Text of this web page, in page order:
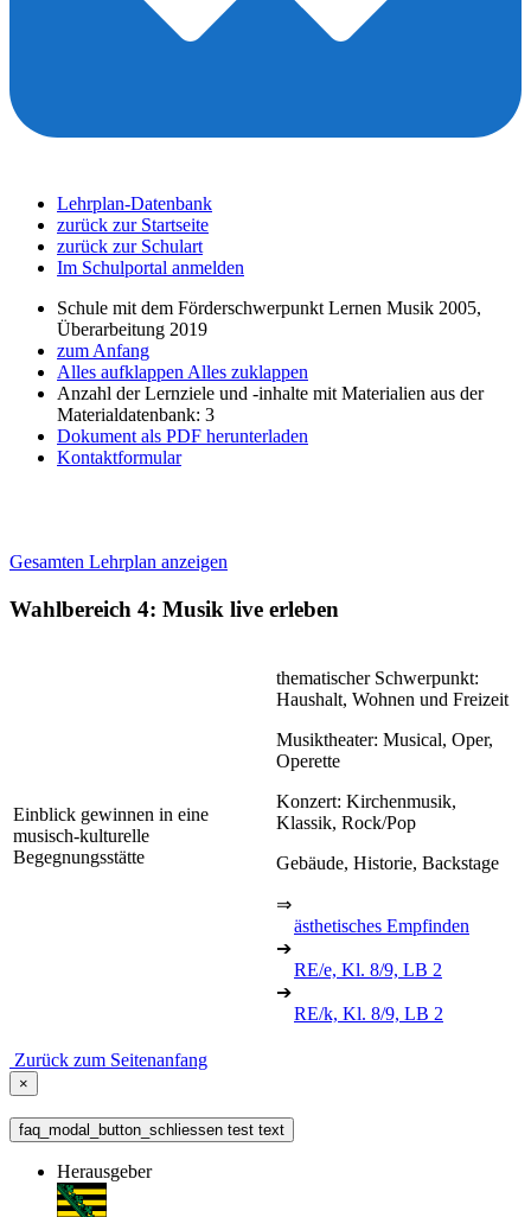
Lehrplan-Datenbank
zurück zur Startseite
zurück zur Schulart
Im Schulportal anmelden
Schule mit dem Förderschwerpunkt Lernen Musik 2005,
Überarbeitung 2019
zum Anfang
Alles aufklappen Alles zuklappen
Anzahl der Lernziele und -inhalte mit Materialien aus der
Materialdatenbank: 3
Dokument als PDF herunterladen
Kontaktformular
Gesamten Lehrplan anzeigen
Wahlbereich 4: Musik live erleben
Einblick gewinnen in eine
musisch-kulturelle
Begegnungsstätte
thematischer Schwerpunkt:
Haushalt, Wohnen und Freizeit
Musiktheater: Musical, Oper,
Operette
Konzert: Kirchenmusik,
Klassik, Rock/Pop
Gebäude, Historie, Backstage
⇒
ästhetisches Empfinden
➔
RE/e, Kl. 8/9, LB 2
➔
RE/k, Kl. 8/9, LB 2
Zurück zum Seitenanfang
×
faq_modal_button_schliessen test text
Herausgeber